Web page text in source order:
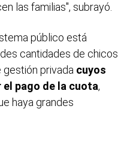
las familias", subrayó.
público está
cantidades de chicos
privada cuyos
pago de la cuota,
haya grandes